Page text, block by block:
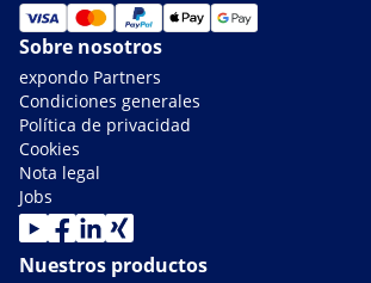
Sobre nosotros
expondo Partners
Condiciones generales
Política de privacidad
Cookies
Nota legal
Jobs
Nuestros productos